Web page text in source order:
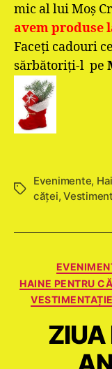
mic al lui Moş
avem produse
Faceţi cadouri
sărbătoriţi-l pe
Etichete
Evenimente,
căţei,
HAINE PENTRU
ZIUA